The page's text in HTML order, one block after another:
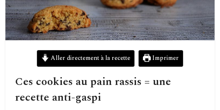
Aller directement à la recette Imprimer
Ces cookies au pain rassis = une
recette anti-gaspi